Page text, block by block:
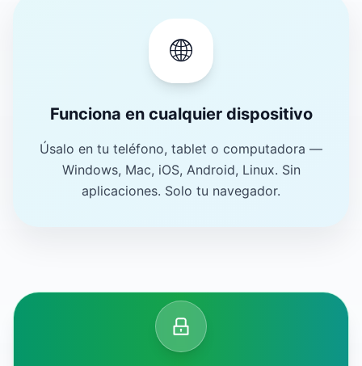
🌐
Funciona en cualquier dispositivo
Úsalo en tu teléfono, tablet o computadora —
Windows, Mac, iOS, Android, Linux. Sin
aplicaciones. Solo tu navegador.